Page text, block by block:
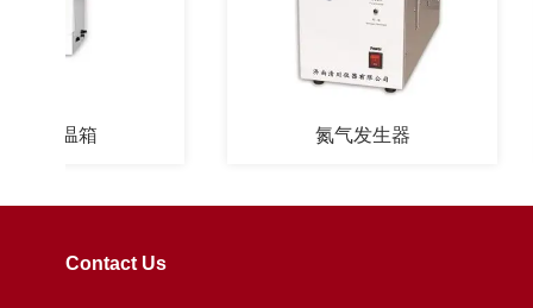
氮气发生器
Contact Us